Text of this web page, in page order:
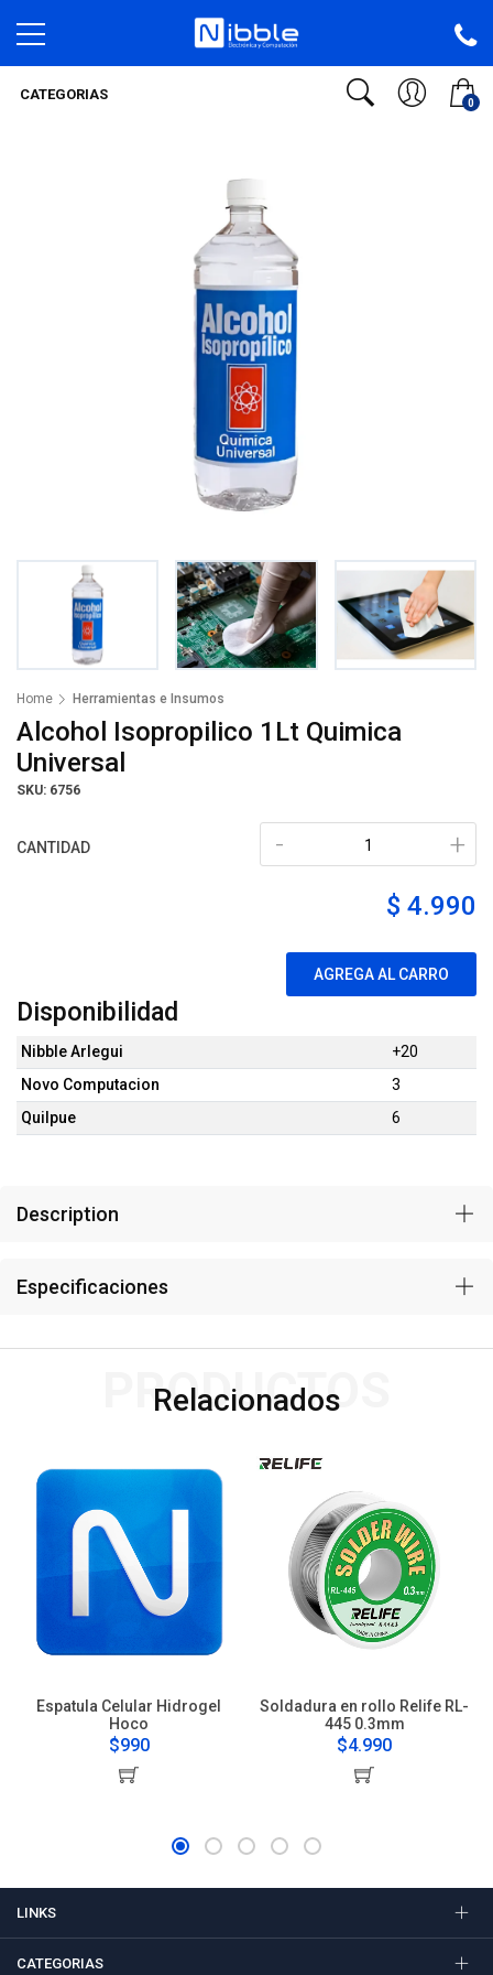
0
CATEGORIAS
Home Herramientas e Insumos
Alcohol Isopropilico 1Lt Quimica
Universal
SKU: 6756
CANTIDAD +
-
$ 4.990
AGREGA AL CARRO
Disponibilidad
Nibble Arlegui
+20
Novo Computacion
3
Quilpue
6
Description
Especificaciones
Relacionados
PRODUCTOS
Espatula Celular Hidrogel
Hoco
$990
Soldadura en rollo Relife RL-
445 0.3mm
$4.990
LINKS
CATEGORIAS